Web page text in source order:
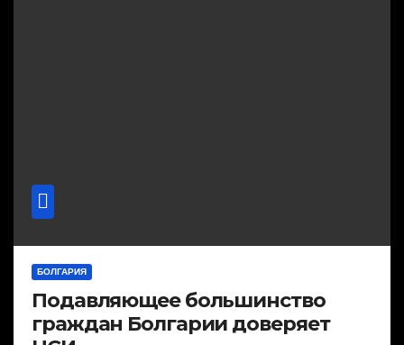
БОЛГАРИЯ
Подавляющее большинство
граждан Болгарии доверяет